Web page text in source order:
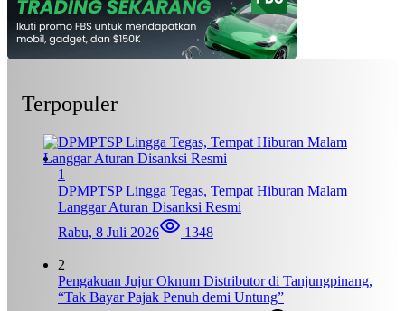
Terpopuler
1
DPMPTSP Lingga Tegas, Tempat Hiburan Malam
Langgar Aturan Disanksi Resmi
Rabu, 8 Juli 2026
1348
2
Pengakuan Jujur Oknum Distributor di Tanjungpinang,
“Tak Bayar Pajak Penuh demi Untung”